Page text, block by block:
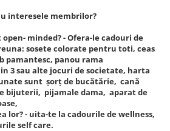
interesele membrilor?
open- minded? - Ofera-le cadouri de
sosete colorate pentru toti, ceas
pamantesc, panou rama
3 sau alte jocuri de societate, harta
sunt șorț de bucătărie, cană
bijuterii, pijamale dama, aparat de
lor? - uita-te la cadourile de wellness,
self care.